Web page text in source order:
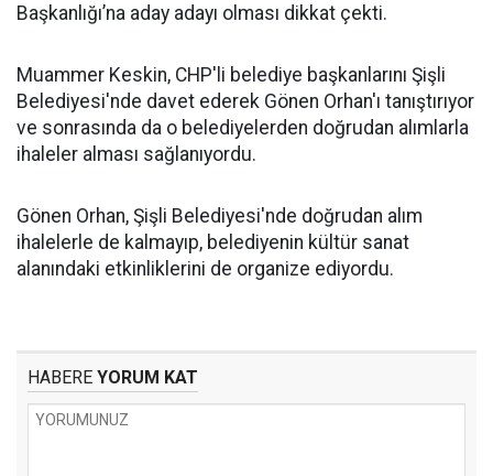
Başkanlığı’na aday adayı olması dikkat çekti.
Muammer Keskin, CHP'li belediye başkanlarını Şişli
Belediyesi'nde davet ederek Gönen Orhan'ı tanıştırıyor
ve sonrasında da o belediyelerden doğrudan alımlarla
ihaleler alması sağlanıyordu.
Gönen Orhan, Şişli Belediyesi'nde doğrudan alım
ihalelerle de kalmayıp, belediyenin kültür sanat
alanındaki etkinliklerini de organize ediyordu.
HABERE YORUM KAT